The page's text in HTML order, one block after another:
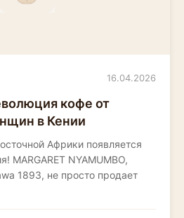
16.04.2026
кофе от
в Кении
Африки появляется
МARGARET NYAMUMBO,
1893, не просто продает